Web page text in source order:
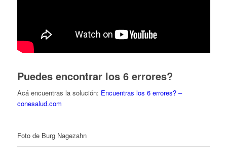
Puedes encontrar los 6 errores?
Acá encuentras la solución: Encuentras los 6 errores? –
conesalud.com
Foto de Burg Nagezahn